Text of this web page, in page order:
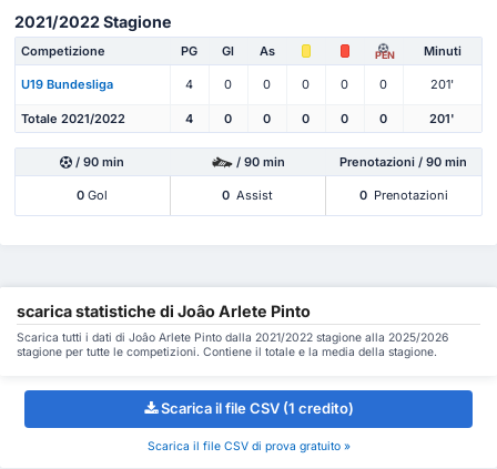
2021/2022 Stagione
Competizione PG Gl As PEN Minuti
U19 Bundesliga 4 0 0 0 0 0 201'
Totale 2021/2022 4 0 0 0 0 0 201'
/ 90 min / 90 min Prenotazioni / 90 min
0 Gol 0 Assist 0 Prenotazioni
scarica statistiche di Joâo Arlete Pinto
Scarica tutti i dati di Joâo Arlete Pinto dalla 2021/2022 stagione alla 2025/2026
stagione per tutte le competizioni. Contiene il totale e la media della stagione.
Scarica il file CSV (1 credito)
Scarica il file CSV di prova gratuito »